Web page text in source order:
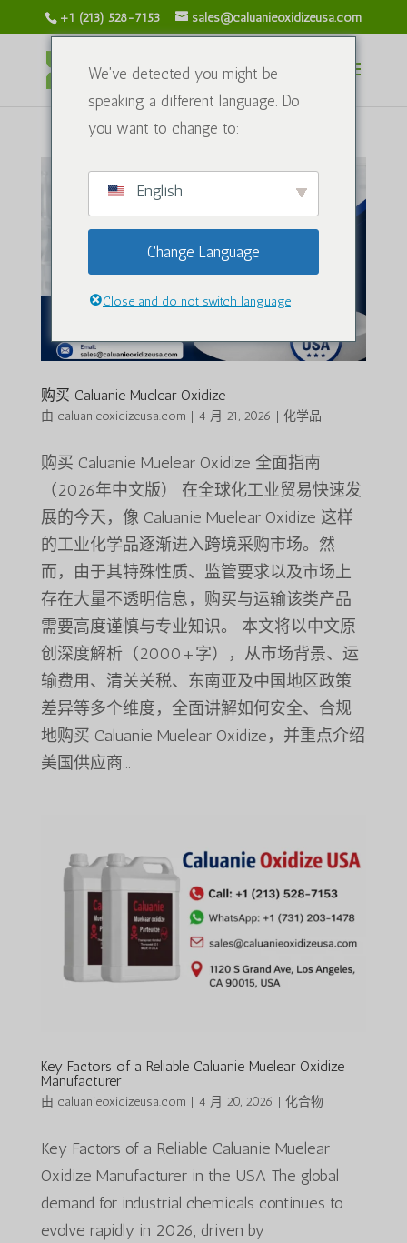
+1 (213) 528-7153 sales@caluanieoxidizeusa.com
购买 Caluanie Muelear Oxidize
由 caluanieoxidizeusa.com | 4 月 21, 2026 | 化学品
购买 Caluanie Muelear Oxidize 全面指南
（2026年中文版） 在全球化工业贸易快速发
展的今天，像 Caluanie Muelear Oxidize 这样
的工业化学品逐渐进入跨境采购市场。然
而，由于其特殊性质、监管要求以及市场上
存在大量不透明信息，购买与运输该类产品
需要高度谨慎与专业知识。 本文将以中文原
创深度解析（2000+字），从市场背景、运
输费用、清关关税、东南亚及中国地区政策
差异等多个维度，全面讲解如何安全、合规
地购买 Caluanie Muelear Oxidize，并重点介绍
美国供应商...
Key Factors of a Reliable Caluanie Muelear Oxidize
Manufacturer
由 caluanieoxidizeusa.com | 4 月 20, 2026 | 化合物
Key Factors of a Reliable Caluanie Muelear
Oxidize Manufacturer in the USA The global
demand for industrial chemicals continues to
evolve rapidly in 2026, driven by
We've detected you might be
speaking a different language. Do
you want to change to:
English
Change Language
Close and do not switch language